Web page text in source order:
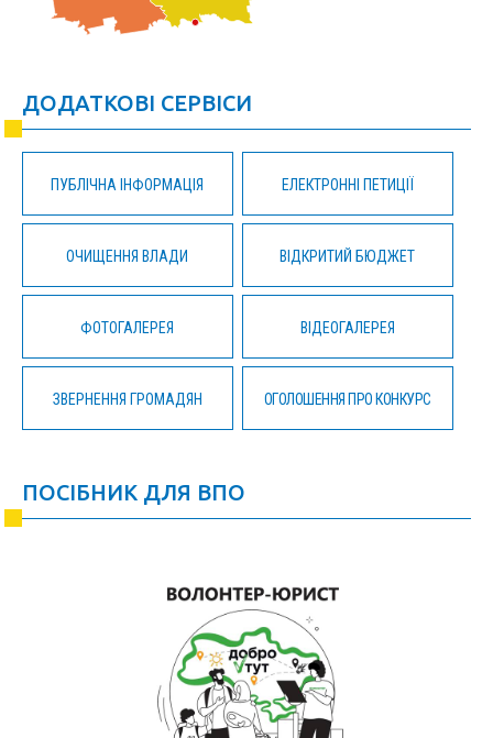
ДОДАТКОВІ СЕРВІСИ
ПУБЛІЧНА ІНФОРМАЦІЯ ЕЛЕКТРОННІ ПЕТИЦІЇ
ОЧИЩЕННЯ ВЛАДИ ВІДКРИТИЙ БЮДЖЕТ
ФОТОГАЛЕРЕЯ ВІДЕОГАЛЕРЕЯ
ЗВЕРНЕННЯ ГРОМАДЯН ОГОЛОШЕННЯ ПРО КОНКУРС
ПОСІБНИК ДЛЯ ВПО